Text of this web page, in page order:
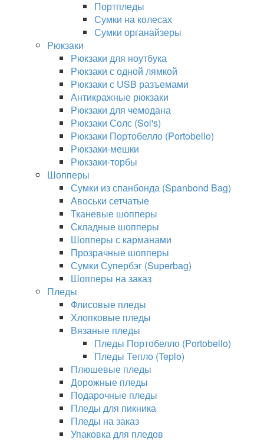
Портпледы
Сумки на колесах
Сумки органайзеры
Рюкзаки
Рюкзаки для ноутбука
Рюкзаки с одной лямкой
Рюкзаки с USB разъемами
Антикражные рюкзаки
Рюкзаки для чемодана
Рюкзаки Солс (Sol's)
Рюкзаки Портобелло (Portobello)
Рюкзаки-мешки
Рюкзаки-торбы
Шопперы
Сумки из спанбонда (Spanbond Bag)
Авоськи сетчатые
Тканевые шопперы
Складные шопперы
Шопперы с карманами
Прозрачные шопперы
Сумки Супербэг (Superbag)
Шопперы на заказ
Пледы
Флисовые пледы
Хлопковые пледы
Вязаные пледы
Пледы Портобелло (Portobello)
Пледы Тепло (Teplo)
Плюшевые пледы
Дорожные пледы
Подарочные пледы
Пледы для пикника
Пледы на заказ
Упаковка для пледов